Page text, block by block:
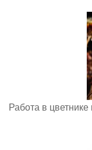
Работа в